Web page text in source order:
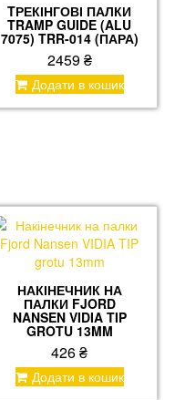
TРЕКІНГОВІ ПАЛКИ
TRAMP GUIDE (ALU
7075) TRR-014 (ПАРА)
2459₴
Додати в кошик
НАКІНЕЧНИК НА
ПАЛКИ FJORD
NANSEN VIDIA TIP
GROTU 13MM
426₴
Додати в кошик